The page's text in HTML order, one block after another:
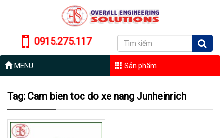
0915.275.117
MENU Sản phẩm
Tag: Cam bien toc do xe nang Junheinrich